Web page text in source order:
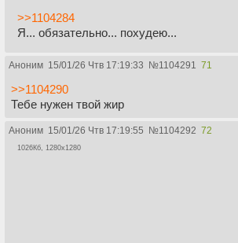
>>1104284
Я... обязательно... похудею...
Аноним 15/01/26 Чтв 17:19:33 №1104291 71
>>1104290
Тебе нужен твой жир
Аноним 15/01/26 Чтв 17:19:55 №1104292 72
1026Кб, 1280x1280